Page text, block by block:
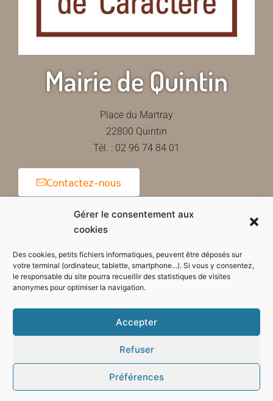
Gérer le consentement aux
cookies
Des cookies, petits fichiers informatiques, peuvent être déposés sur
votre terminal (ordinateur, tablette, smartphone...). Si vous y consentez,
le responsable du site pourra recueillir des statistiques de visites
anonymes pour optimiser la navigation.
Accepter
Refuser
Préférences
Mairie de Quintin
Place du Martray
22800 Quintin
Tél. : 02 96 74 84 01
Contactez-nous
Horaires d'ouverture de la mairie
Mode sombre :